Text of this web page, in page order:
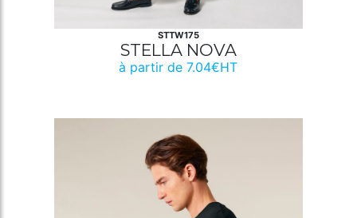
STTW175
STELLA NOVA
à partir de 7.04€HT